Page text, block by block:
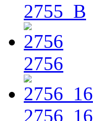
2755_B
2756
2756_16